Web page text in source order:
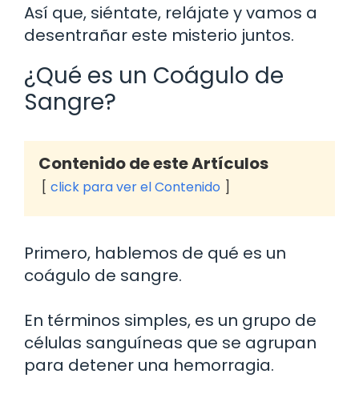
Así que, siéntate, relájate y vamos a
desentrañar este misterio juntos.
¿Qué es un Coágulo de
Sangre?
Contenido de este Artículos
click para ver el Contenido
Primero, hablemos de qué es un
coágulo de sangre.
En términos simples, es un grupo de
células sanguíneas que se agrupan
para detener una hemorragia.